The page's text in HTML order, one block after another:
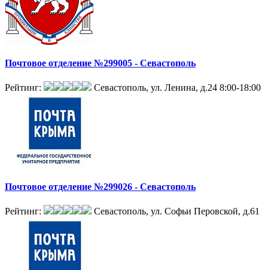
Почтовое отделение №299005 - Севастополь
Рейтинг: Севастополь, ул. Ленина, д.24 8:00-18:00
Почтовое отделение №299026 - Севастополь
Рейтинг: Севастополь, ул. Софьи Перовской, д.61